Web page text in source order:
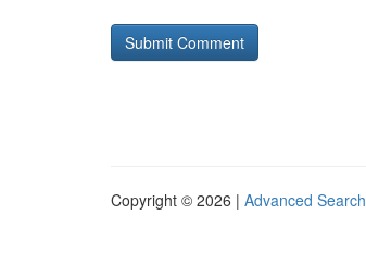
Copyright © 2026 | Advanced Search